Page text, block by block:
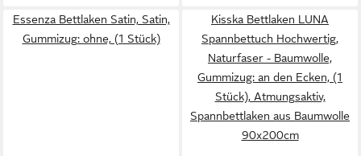
Essenza Bettlaken Satin, Satin,
Gummizug: ohne, (1 Stück)
Kisska Bettlaken LUNA
Spannbettuch Hochwertig,
Naturfaser - Baumwolle,
Gummizug: an den Ecken, (1
Stück), Atmungsaktiv,
Spannbettlaken aus Baumwolle
90x200cm